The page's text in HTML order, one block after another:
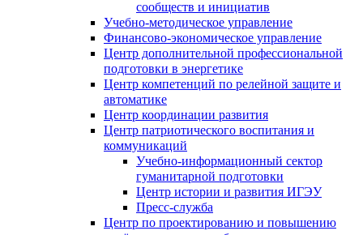
сообществ и инициатив
Учебно-методическое управление
Финансово-экономическое управление
Центр дополнительной профессиональной
подготовки в энергетике
Центр компетенций по релейной защите и
автоматике
Центр координации развития
Центр патриотического воспитания и
коммуникаций
Учебно-информационный сектор
гуманитарной подготовки
Центр истории и развития ИГЭУ
Пресс-служба
Центр по проектированию и повышению